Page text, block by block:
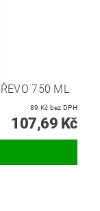
750 ML
89 Kč bez DPH
107,69 Kč